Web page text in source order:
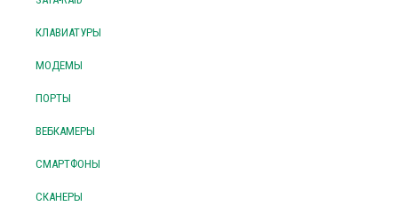
КЛАВИАТУРЫ
МОДЕМЫ
ПОРТЫ
ВЕБКАМЕРЫ
СМАРТФОНЫ
СКАНЕРЫ